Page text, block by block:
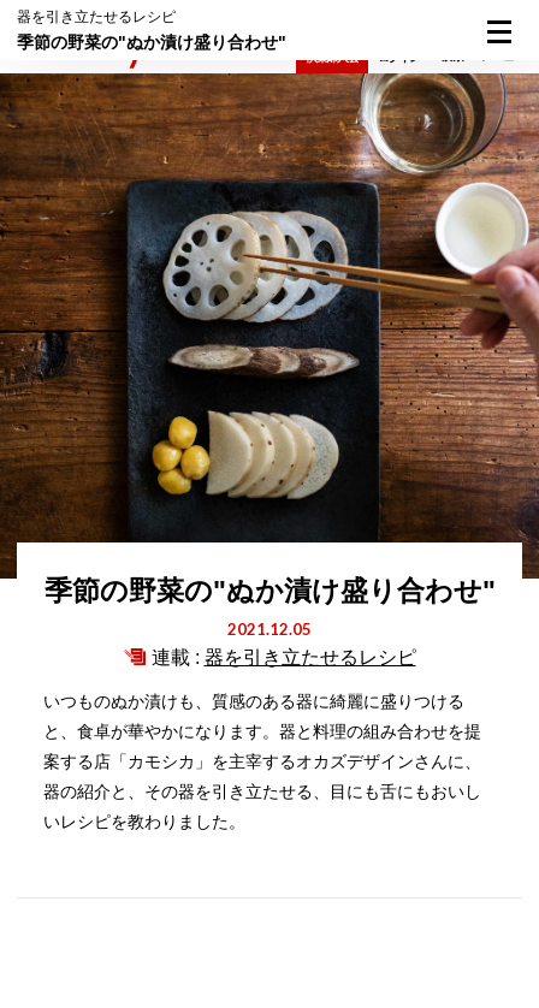
器を引き立たせるレシピ
季節の野菜の"ぬか漬け盛り合わせ"
季節の野菜の"ぬか漬け盛り合わせ"
2021.12.05
連載 : 器を引き立たせるレシピ
いつものぬか漬けも、質感のある器に綺麗に盛りつける
と、食卓が華やかになります。器と料理の組み合わせを提
案する店「カモシカ」を主宰するオカズデザインさんに、
器の紹介と、その器を引き立たせる、目にも舌にもおいし
いレシピを教わりました。